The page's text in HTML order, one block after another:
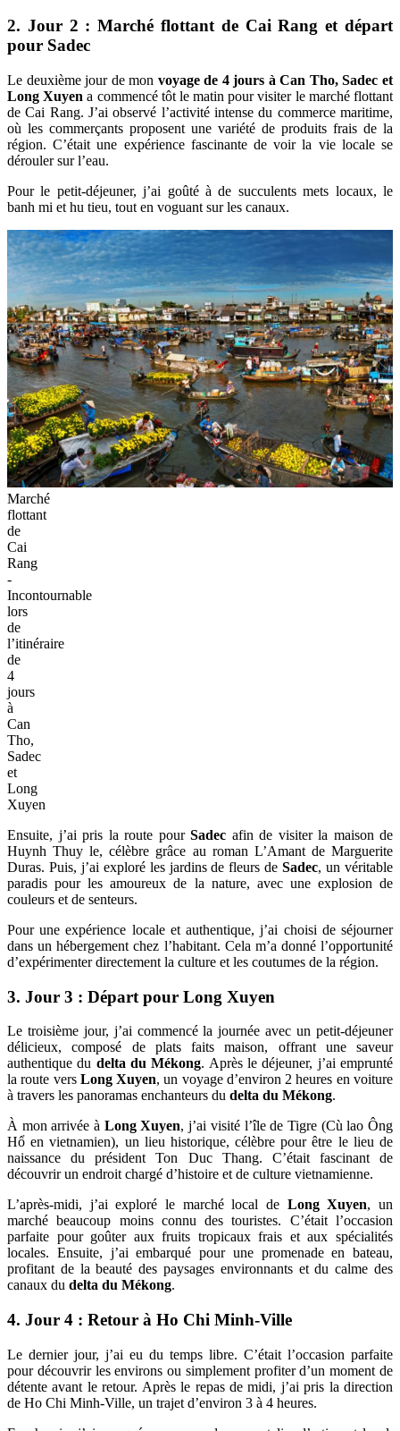
2. Jour 2 : Marché flottant de Cai Rang et départ
pour Sadec
Le deuxième jour de mon voyage de 4 jours à Can Tho, Sadec et
Long Xuyen a commencé tôt le matin pour visiter le marché flottant
de Cai Rang. J’ai observé l’activité intense du commerce maritime,
où les commerçants proposent une variété de produits frais de la
région. C’était une expérience fascinante de voir la vie locale se
dérouler sur l’eau.
Pour le petit-déjeuner, j’ai goûté à de succulents mets locaux, le
banh mi et hu tieu, tout en voguant sur les canaux.
Marché
flottant
de
Cai
Rang
-
Incontournable
lors
de
l’itinéraire
de
4
jours
à
Can
Tho,
Sadec
et
Long
Xuyen
Ensuite, j’ai pris la route pour Sadec afin de visiter la maison de
Huynh Thuy le, célèbre grâce au roman L’Amant de Marguerite
Duras. Puis, j’ai exploré les jardins de fleurs deSadec, un véritable
paradis pour les amoureux de la nature, avec une explosion de
couleurs et de senteurs.
Pour une expérience locale et authentique, j’ai choisi de séjourner
dans un hébergement chez l’habitant. Cela m’a donné l’opportunité
d’expérimenter directement la culture et les coutumes de la région.
3. Jour 3 : Départ pour Long Xuyen
Le troisième jour, j’ai commencé la journée avec un petit-déjeuner
délicieux, composé de plats faits maison, offrant une saveur
authentique du delta du Mékong. Après le déjeuner, j’ai emprunté
la route vers Long Xuyen, un voyage d’environ 2 heures en voiture
à travers les panoramas enchanteurs du delta du Mékong.
À mon arrivée à Long Xuyen, j’ai visité l’île de Tigre (Cù lao Ông
Hổ en vietnamien), un lieu historique, célèbre pour être le lieu de
naissance du président Ton Duc Thang. C’était fascinant de
découvrir un endroit chargé d’histoire et de culture vietnamienne.
L’après-midi, j’ai exploré le marché local de Long Xuyen, un
marché beaucoup moins connu des touristes. C’était l’occasion
parfaite pour goûter aux fruits tropicaux frais et aux spécialités
locales. Ensuite, j’ai embarqué pour une promenade en bateau,
profitant de la beauté des paysages environnants et du calme des
canaux du delta du Mékong.
4. Jour 4 : Retour à Ho Chi Minh-Ville
Le dernier jour, j’ai eu du temps libre. C’était l’occasion parfaite
pour découvrir les environs ou simplement profiter d’un moment de
détente avant le retour. Après le repas de midi, j’ai pris la direction
de Ho Chi Minh-Ville, un trajet d’environ 3 à 4 heures.